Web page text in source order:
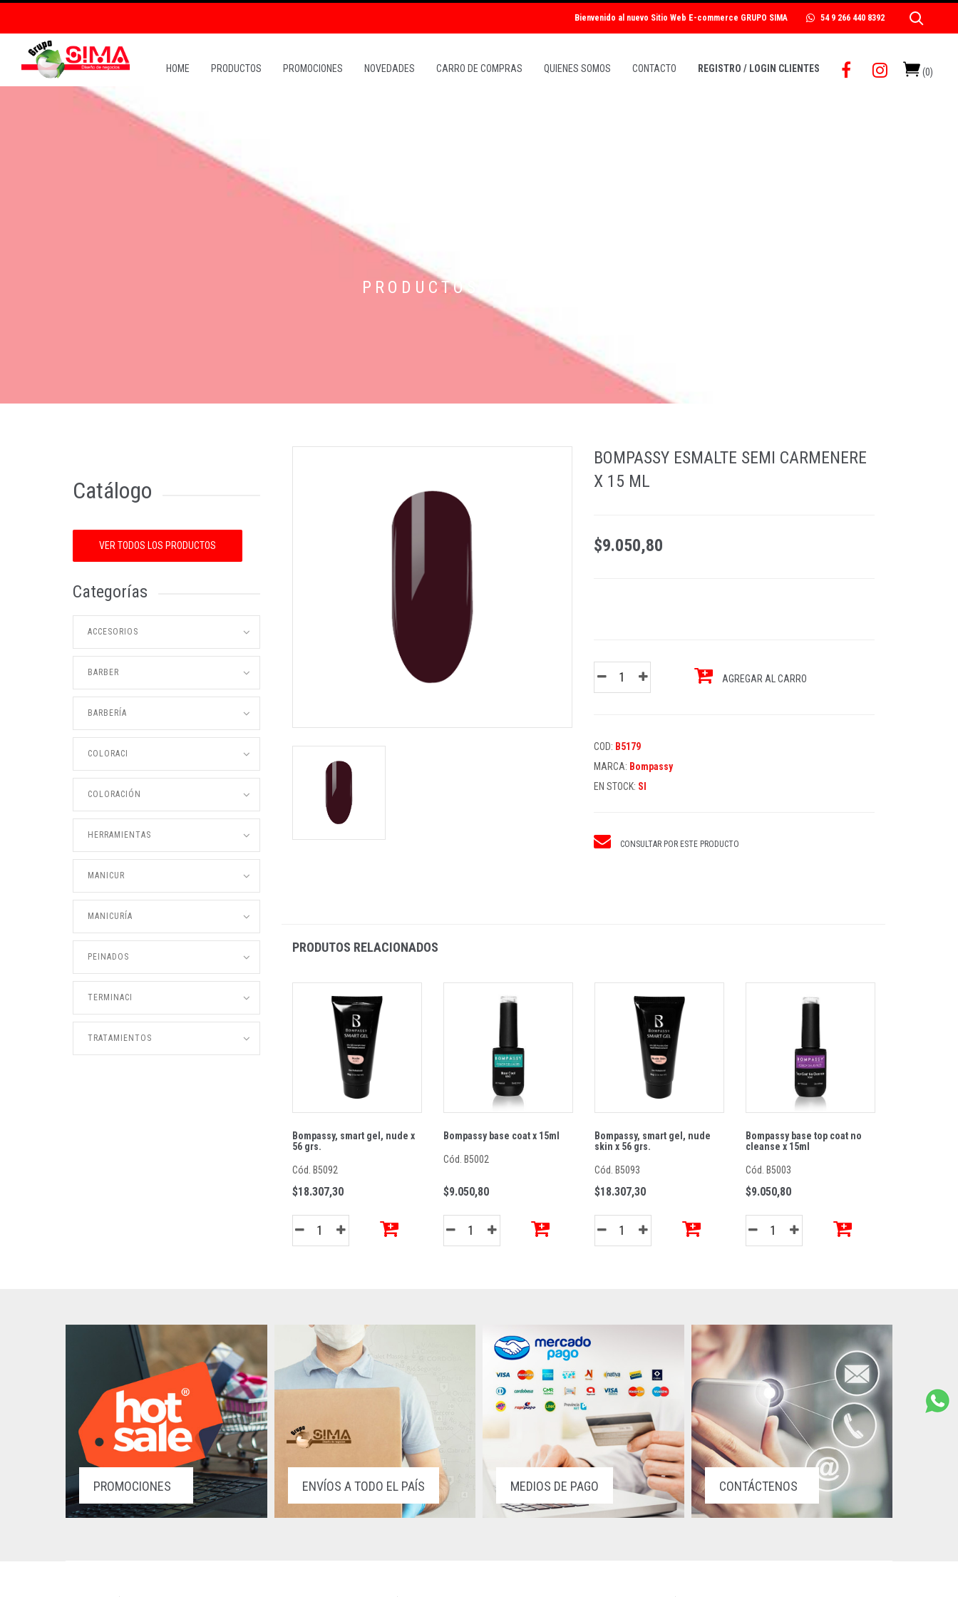
Bienvenido al nuevo Sitio Web E-commerce GRUPO SIMA 54 9 266 440 8392
HOME PRODUCTOS PROMOCIONES NOVEDADES CARRO DE COMPRAS QUIENES SOMOS CONTACTO REGISTRO / LOGIN CLIENTES (0)
PRODUCTOS /
Catálogo
VER TODOS LOS PRODUCTOS
Categorías
ACCESORIOS
BARBER
BARBERÍA
COLORACI
COLORACIÓN
HERRAMIENTAS
MANICUR
MANICURÍA
PEINADOS
TERMINACI
TRATAMIENTOS
BOMPASSY ESMALTE SEMI CARMENERE
X 15 ML
$9.050,80
AGREGAR AL CARRO
COD: B5179
MARCA: Bompassy
EN STOCK: SI
CONSULTAR POR ESTE PRODUCTO
PRODUTOS RELACIONADOS
Bompassy, smart gel, nude x
56 grs.
Cód. B5092
$18.307,30
Bompassy base coat x 15ml
Cód. B5002
$9.050,80
Bompassy, smart gel, nude
skin x 56 grs.
Cód. B5093
$18.307,30
Bompassy base top coat no
cleanse x 15ml
Cód. B5003
$9.050,80
PROMOCIONES ENVÍOS A TODO EL PAÍS MEDIOS DE PAGO CONTÁCTENOS